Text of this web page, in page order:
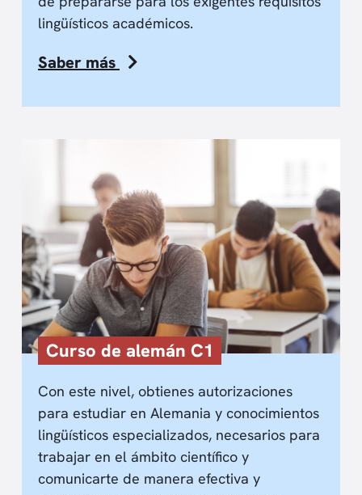
lingüísticos académicos.
Saber más
Curso de alemán C1
Con este nivel, obtienes autorizaciones
para estudiar en Alemania y conocimientos
lingüísticos especializados, necesarios para
trabajar en el ámbito científico y
comunicarte de manera efectiva y